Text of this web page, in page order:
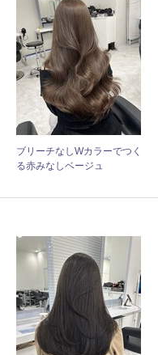
ブリーチなしWカラーでつく
る赤みなしベージュ